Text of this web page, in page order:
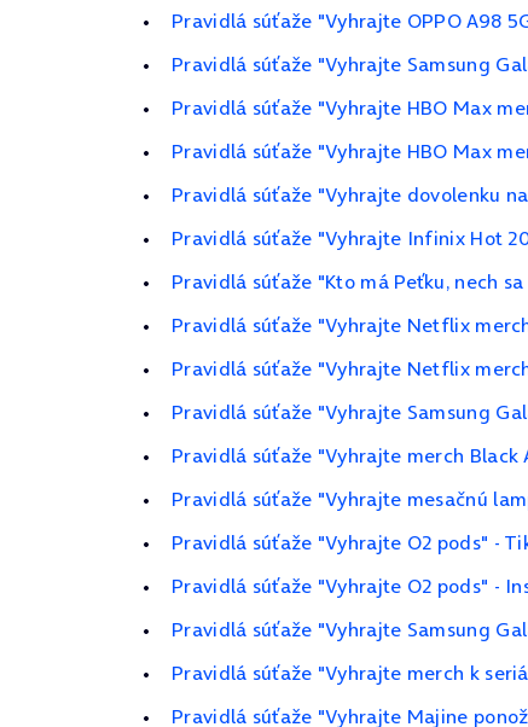
Pravidlá súťaže "Vyhrajte OPPO A98
Pravidlá súťaže "Vyhrajte Samsung
Pravidlá súťaže "Vyhrajte HBO Max
Pravidlá súťaže "Vyhrajte HBO Max
Pravidlá súťaže "Vyhrajte dovolenku
Pravidlá súťaže "Vyhrajte Infinix Hot
Pravidlá súťaže "Kto má Peťku, nech
Pravidlá súťaže "Vyhrajte Netflix
Pravidlá súťaže "Vyhrajte Netflix
Pravidlá súťaže "Vyhrajte Samsung
Pravidlá súťaže "Vyhrajte merch Black
Pravidlá súťaže "Vyhrajte mesačnú
Pravidlá súťaže "Vyhrajte O2 pods" -
Pravidlá súťaže "Vyhrajte O2 pods" -
Pravidlá súťaže "Vyhrajte Samsung
Pravidlá súťaže "Vyhrajte merch k
Pravidlá súťaže "Vyhrajte Majine